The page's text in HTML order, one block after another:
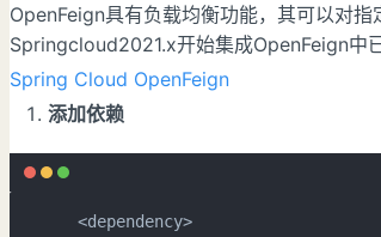
OpenFeign具有负载均衡功能，其可以对
Springcloud2021.x开始集成OpenFeign中
Spring Cloud OpenFeign
添加依赖
<dependency>